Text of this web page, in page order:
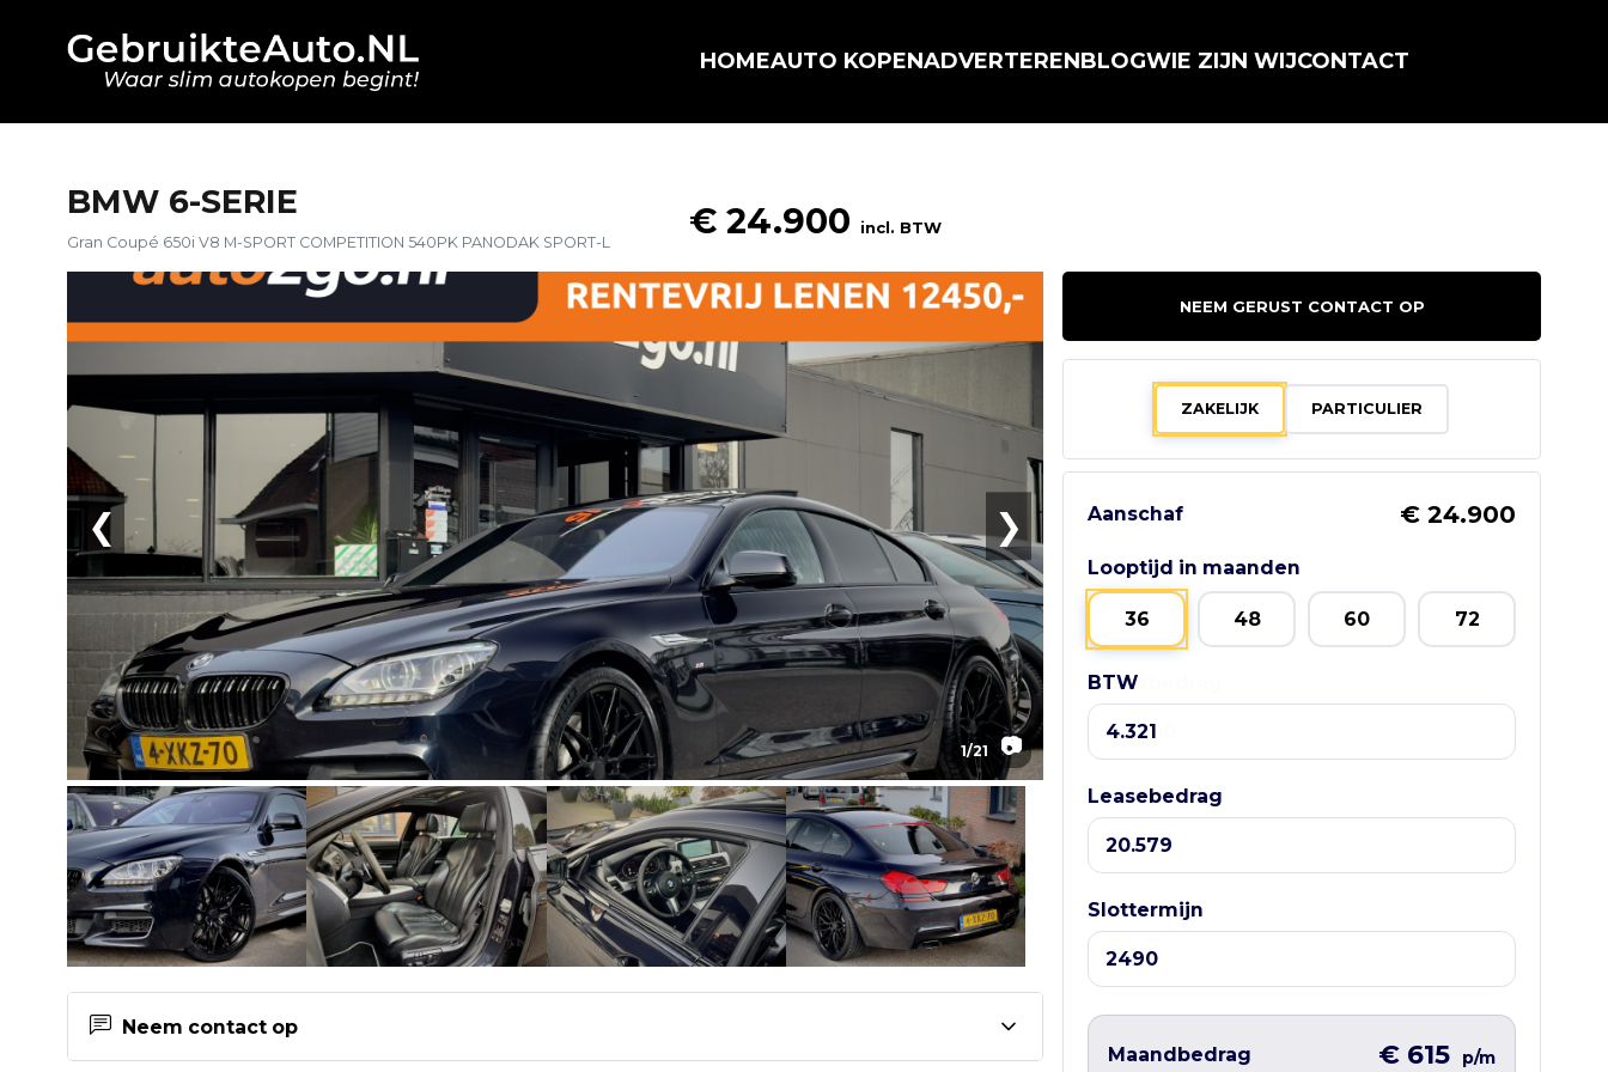
HOMEAUTO KOPENADVERTERENBLOGWIE ZIJN WIJCONTACT
BMW 6-SERIE
Gran Coupé 650i V8 M-SPORT COMPETITION 540PK PANODAK SPORT-L
€ 24.900 incl. BTW
❮ ❯
1/21 📷
Neem contact op
NEEM GERUST CONTACT OP
ZAKELIJK PARTICULIER
Aanschaf € 24.900
Looptijd in maanden
36 48 60 72
BTW
Leasebedrag
Leasebedrag
Slottermijn
Maandbedrag € 615 p/m